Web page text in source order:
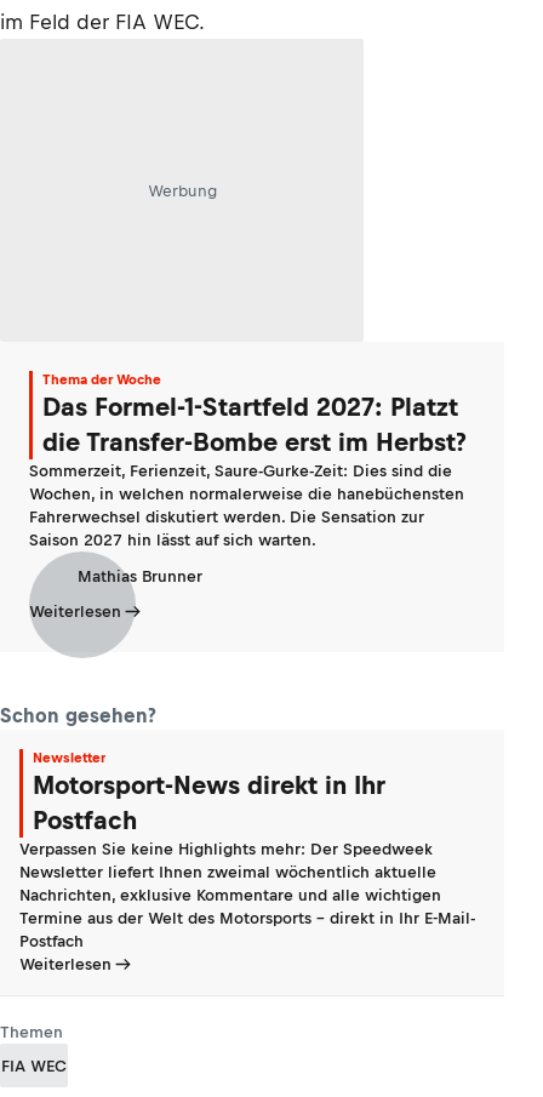
im Feld der FIA WEC.
Werbung
Thema der Woche
Das Formel-1-Startfeld 2027: Platzt
die Transfer-Bombe erst im Herbst?
Sommerzeit, Ferienzeit, Saure-Gurke-Zeit: Dies sind die
Wochen, in welchen normalerweise die hanebüchensten
Fahrerwechsel diskutiert werden. Die Sensation zur
Saison 2027 hin lässt auf sich warten.
Mathias Brunner
Weiterlesen
Schon gesehen?
Newsletter
Motorsport-News direkt in Ihr
Postfach
Verpassen Sie keine Highlights mehr: Der Speedweek
Newsletter liefert Ihnen zweimal wöchentlich aktuelle
Nachrichten, exklusive Kommentare und alle wichtigen
Termine aus der Welt des Motorsports - direkt in Ihr E-Mail-
Postfach
Weiterlesen
Themen
FIA WEC